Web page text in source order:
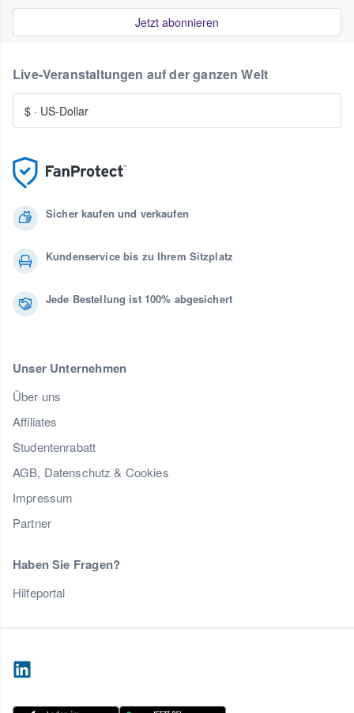
Jetzt abonnieren
Sicher kaufen und verkaufen
Kundenservice bis zu Ihrem Sitzplatz
Jede Bestellung ist 100% abgesichert
Unser Unternehmen
Über uns
Affiliates
Studentenrabatt
AGB, Datenschutz & Cookies
Impressum
Partner
Haben Sie Fragen?
Hilfeportal
Live-Veranstaltungen auf der ganzen Welt
$ · US-Dollar